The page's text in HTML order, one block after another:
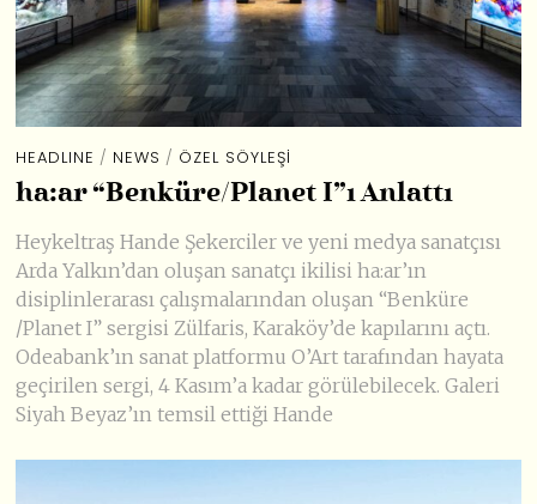
HEADLINE / NEWS / ÖZEL SÖYLEŞI
ha:ar “Benküre/Planet I”ı Anlattı
Heykeltraş Hande Şekerciler ve yeni medya sanatçısı
Arda Yalkın’dan oluşan sanatçı ikilisi ha:ar’ın
disiplinlerarası çalışmalarından oluşan “Benküre
/Planet I” sergisi Zülfaris, Karaköy’de kapılarını açtı.
Odeabank’ın sanat platformu O’Art tarafından hayata
geçirilen sergi, 4 Kasım’a kadar görülebilecek. Galeri
Siyah Beyaz’ın temsil ettiği Hande